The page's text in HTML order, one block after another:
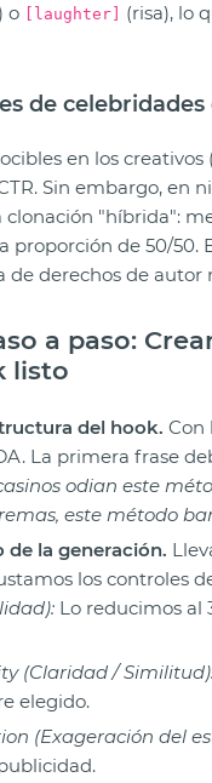
o [laughter]
(risa), lo
de
en los
Sin embargo, en
"híbrida":
proporción de 50/50.
derechos de autor
a paso:
listo
del hook. Con
La primera frase
odian este
este método
de la generación.
los controles
Lo reducimos al
(Claridad /
elegido.
(Exageración del